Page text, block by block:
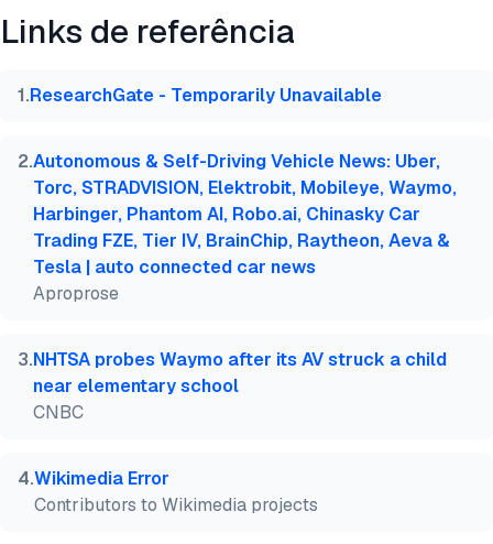
@misc{dilmegani2026,
title  = {{Top 50 Casos de Uso e Estudos de
howpublished    = {\url{https://aimultiple.com/
  note   = {AIMultiple. Acessado em 10 Março 2026}
}
Links de referência
1.ResearchGate - Temporarily Unavailable
2.Autonomous & Self-Driving Vehicle News: Uber,
Torc, STRADVISION, Elektrobit, Mobileye, Waymo,
Harbinger, Phantom AI, Robo.ai, Chinasky Car
Trading FZE, Tier IV, BrainChip, Raytheon, Aeva &
Tesla | auto connected car news
Aproprose
3.NHTSA probes Waymo after its AV struck a child
near elementary school
CNBC
4.Wikimedia Error
Contributors to Wikimedia projects